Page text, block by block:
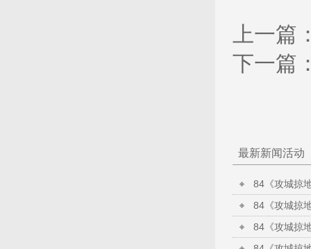
上一篇
下一篇
最新新闻活动